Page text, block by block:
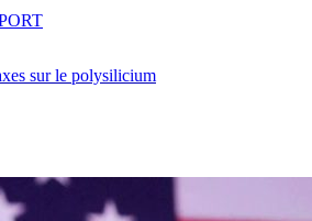
sur le polysilicium